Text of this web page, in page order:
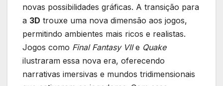
novas possibilidades gráficas. A‌ transição para
⁤a 3D trouxe uma nova dimensão aos jogos,
permitindo ‍ambientes mais ⁤ricos e⁢ realistas.​
Jogos como Final Fantasy VIIe‌ Quake
ilustraram essa⁤ nova era, oferecendo
narrativas imersivas e mundos tridimensionais‌